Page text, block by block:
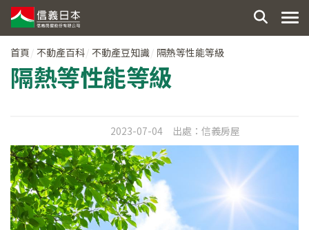
首頁 不動產百科 不動產豆知識 隔熱等性能等級
隔熱等性能等級
2023-07-04 出處： 信義房屋